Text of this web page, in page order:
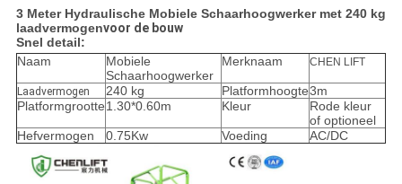
3 Meter Hydraulische Mobiele Schaarhoogwerker met 240 kg
laadvermogenvoor de bouw
Snel detail:
Naam
Mobiele
Schaarhoogwerker
Merknaam CHEN LIFT
Laadvermogen 240 kg Platformhoogte3m
Platformgrootte1.30*0.60m Kleur
Rode kleur
of optioneel
Hefvermogen
0.75Kw Voeding AC/DC